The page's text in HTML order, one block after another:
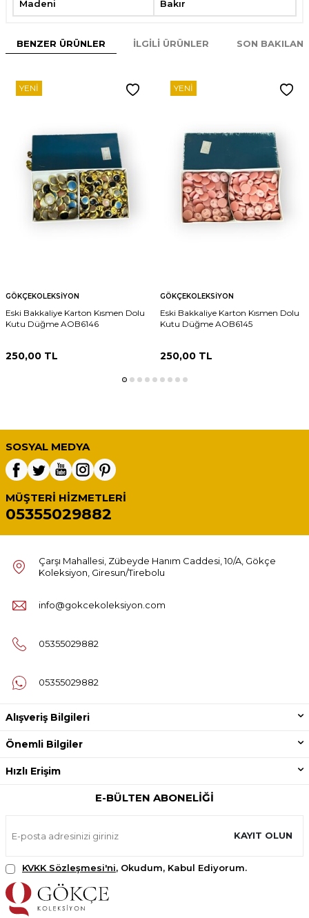
Madeni Bakır
BENZER ÜRÜNLER İLGILI ÜRÜNLER SON
YENI
GÖKÇEKOLEKSIYON
Eski Bakkaliye Karton Kısmen Dolu
Kutu Düğme AOB6146
250,00 TL
YENI
GÖKÇEKOLEKSIYON
Eski Bakkaliye Karton Kısmen Dolu
Kutu Düğme AOB6145
250,00TL
SOSYAL MEDYA
MÜŞTERI HIZMETLERI
05355029882
Çarşı Mahallesi, Zübeyde Hanım Caddesi, 10/A, Gökçe
Koleksiyon, Giresun/Tirebolu
info@gokcekoleksiyon.com
05355029882
05355029882
Alışveriş Bilgileri
Önemli Bilgiler
Hızlı Erişim
E-BÜLTEN ABONELIĞI
KAYIT OLUN
KVKK Sözleşmesi'ni, Okudum, Kabul Ediyorum.